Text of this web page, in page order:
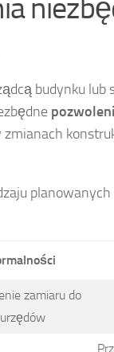
budynku lub
zmianach
zamiaru do
urzędów